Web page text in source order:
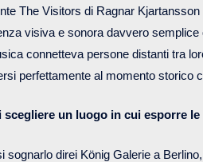
The Visitors di Ragnar Kjartansson
visiva e sonora davvero
connetteva persone distanti tra
perfettamente al momento storico
scegliere un luogo in cui esporre
sognarlo direi König Galerie a